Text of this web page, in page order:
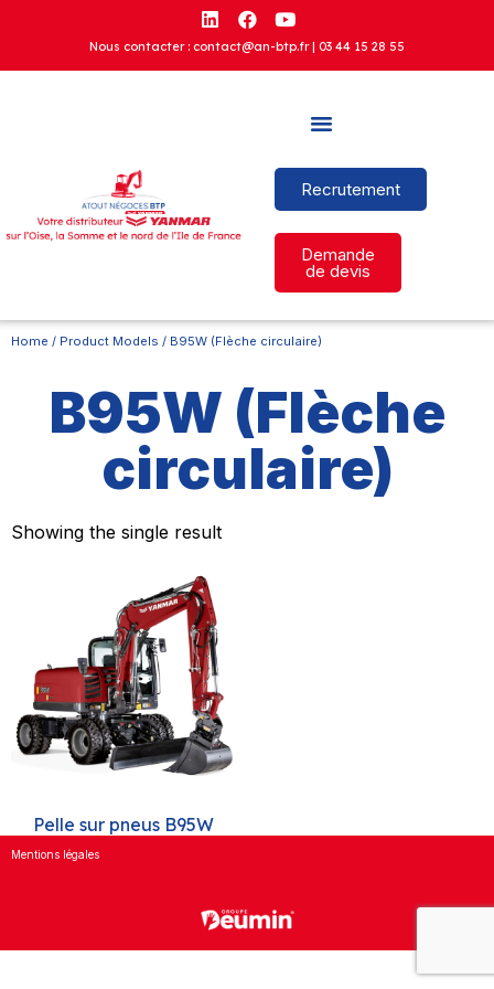
Nous contacter : contact@an-btp.fr | 03 44 15 28 55
Recrutement
Demande
de devis
Home / Product Models / B95W (Flèche circulaire)
B95W (Flèche
circulaire)
Showing the single result
Pelle sur pneus B95W
Mentions légales